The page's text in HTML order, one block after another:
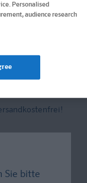
Sie bitte
Personalised
audience research